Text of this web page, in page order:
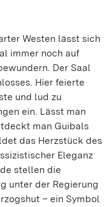
Westen lässt sich
immer noch auf
Der Saal
Hier feierte
und lud zu
ein. Lässt man
man Guibals
das Herzstück des
Eleganz
stellen die
unter der Regierung
– ein Symbol